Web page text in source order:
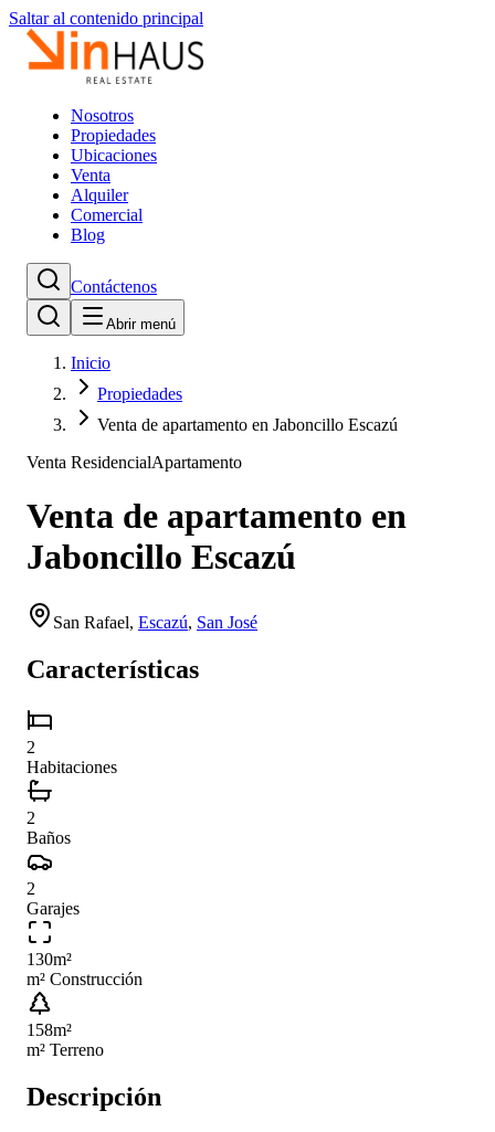
Saltar al contenido principal
Nosotros
Propiedades
Ubicaciones
Venta
Alquiler
Comercial
Blog
Contáctenos
Abrir menú
Inicio
Propiedades
Venta de apartamento en Jaboncillo Escazú
Venta ResidencialApartamento
Venta de apartamento en
Jaboncillo Escazú
San Rafael, Escazú, San José
Características
2
Habitaciones
2
Baños
2
Garajes
130m²
m² Construcción
158m²
m² Terreno
Descripción